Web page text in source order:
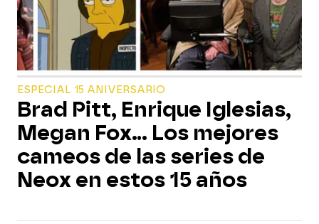
ESPECIAL 15 ANIVERSARIO
Brad Pitt, Enrique Iglesias,
Megan Fox... Los mejores
cameos de las series de
Neox en estos 15 años